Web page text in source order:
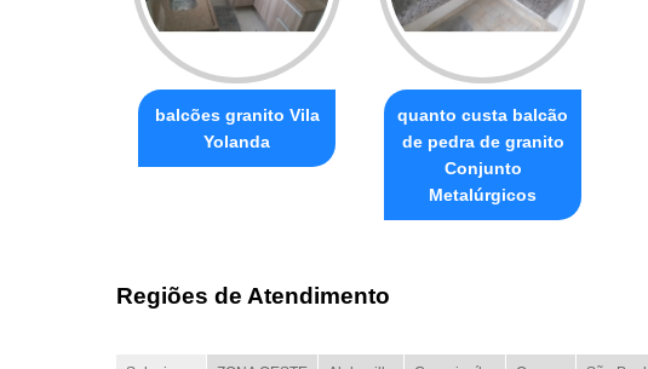
balcões granito Vila
Yolanda
quanto custa balcão
de pedra de granito
Conjunto
Metalúrgicos
Regiões de Atendimento